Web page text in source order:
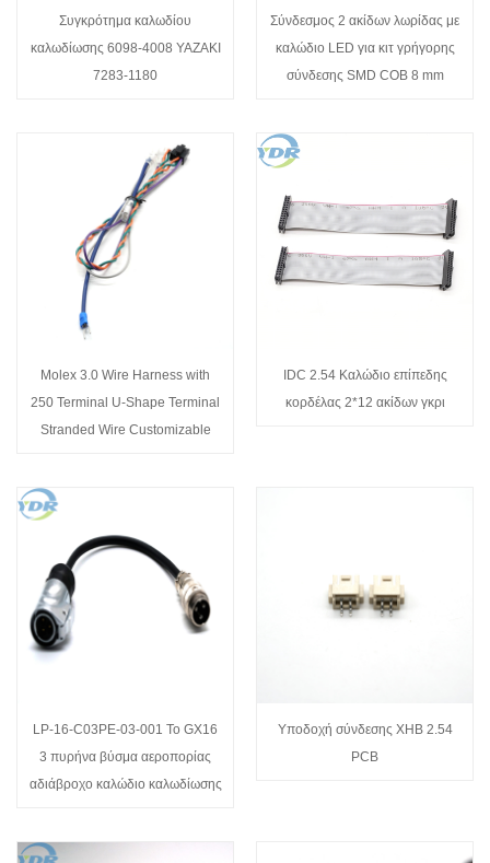
Συγκρότημα καλωδίου
καλωδίωσης 6098-4008 YAZAKI
7283-1180
Σύνδεσμος 2 ακίδων λωρίδας με
καλώδιο LED για κιτ γρήγορης
σύνδεσης SMD COB 8 mm
Molex 3.0 Wire Harness with
250 Terminal U-Shape Terminal
Stranded Wire Customizable
IDC 2.54 Καλώδιο επίπεδης
κορδέλας 2*12 ακίδων γκρι
LP-16-C03PE-03-001 To GX16
3 πυρήνα βύσμα αεροπορίας
αδιάβροχο καλώδιο καλωδίωσης
Υποδοχή σύνδεσης XHB 2.54
PCB